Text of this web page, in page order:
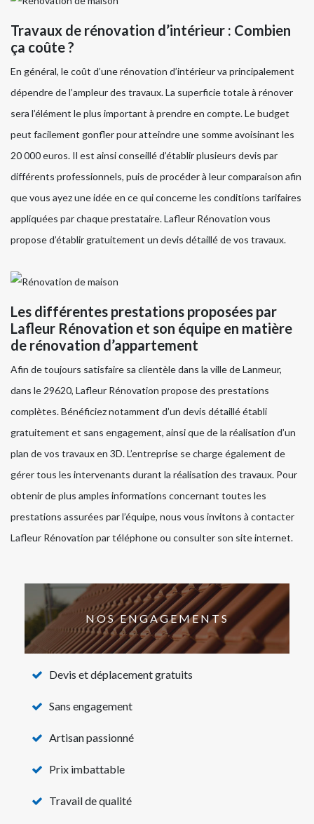
Travaux de rénovation d’intérieur : Combien
ça coûte ?
En général, le coût d’une rénovation d’intérieur va principalement
dépendre de l’ampleur des travaux. La superficie totale à rénover
sera l’élément le plus important à prendre en compte. Le budget
peut facilement gonfler pour atteindre une somme avoisinant les
20 000 euros. Il est ainsi conseillé d’établir plusieurs devis par
différents professionnels, puis de procéder à leur comparaison afin
que vous ayez une idée en ce qui concerne les conditions tarifaires
appliquées par chaque prestataire. Lafleur Rénovation vous
propose d’établir gratuitement un devis détaillé de vos travaux.
Les différentes prestations proposées par
Lafleur Rénovation et son équipe en matière
de rénovation d’appartement
Afin de toujours satisfaire sa clientèle dans la ville de Lanmeur,
dans le 29620, Lafleur Rénovation propose des prestations
complètes. Bénéficiez notamment d’un devis détaillé établi
gratuitement et sans engagement, ainsi que de la réalisation d’un
plan de vos travaux en 3D. L’entreprise se charge également de
gérer tous les intervenants durant la réalisation des travaux. Pour
obtenir de plus amples informations concernant toutes les
prestations assurées par l’équipe, nous vous invitons à contacter
Lafleur Rénovation par téléphone ou consulter son site internet.
NOS ENGAGEMENTS
Devis et déplacement gratuits
Sans engagement
Artisan passionné
Prix imbattable
Travail de qualité